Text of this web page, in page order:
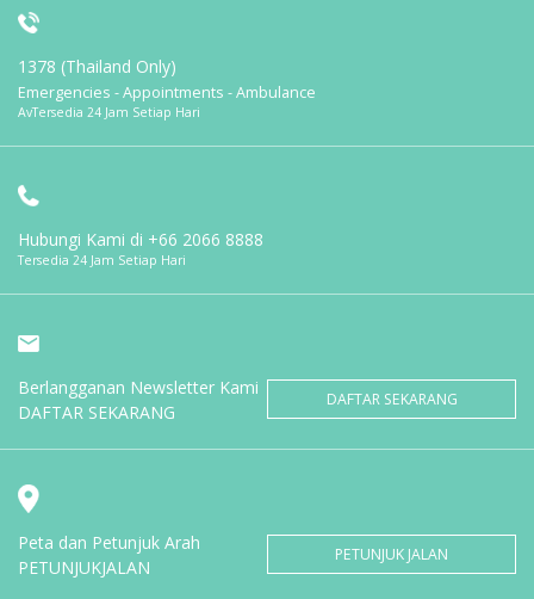
1378 (Thailand Only)
Emergencies - Appointments - Ambulance
AvTersedia 24 Jam Setiap Hari
Hubungi Kami di +66 2066 8888
Tersedia 24 Jam Setiap Hari
Berlangganan Newsletter Kami
DAFTAR SEKARANG
DAFTAR SEKARANG
Peta dan Petunjuk Arah
PETUNJUKJALAN
PETUNJUK JALAN